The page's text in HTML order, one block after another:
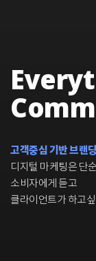
Make
벨류어블은 최고의
생각을 멈추지 않습
브랜드를 연구 개발
디지털마케팅 기업